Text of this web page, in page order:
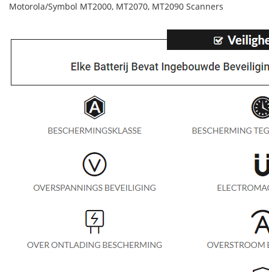
Motorola/Symbol MT2000, MT2070, MT2090 Scanners